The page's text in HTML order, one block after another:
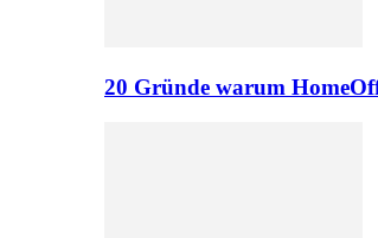
20 Gründe warum